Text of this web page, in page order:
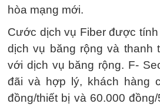
hòa mạng mới.
Cước dịch vụ Fiber được
dịch vụ băng rộng và thanh
với dịch vụ băng rộng. F-
đãi và hợp lý, khách hàng
đồng/thiết bị và 60.000